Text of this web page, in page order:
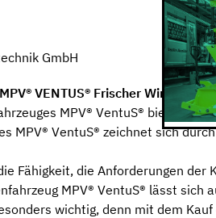
GmbH
VENTUS® Frischer Wind für
MPV® VentuS® bietet
MPV® VentuS® zeichnet sich
Fähigkeit, die Anforderungen
MPV® VentuS® lässt
wichtig, denn mit dem